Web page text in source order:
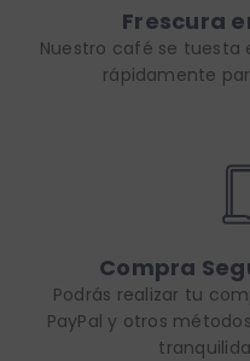
Frescura
Nuestro café se tuesta
rápidamente
Compra
Podrás realizar tu
PayPal y otros